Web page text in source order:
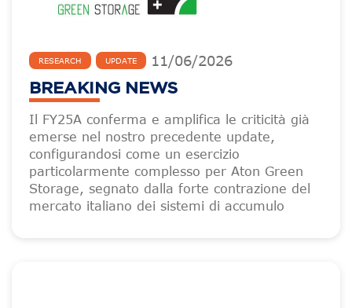
RESEARCH UPDATE 11/06/2026
BREAKING NEWS
Il FY25A conferma e amplifica le criticità già
emerse nel nostro precedente update,
configurandosi come un esercizio
particolarmente complesso per Aton Green
Storage, segnato dalla forte contrazione del
mercato italiano dei sistemi di accumulo